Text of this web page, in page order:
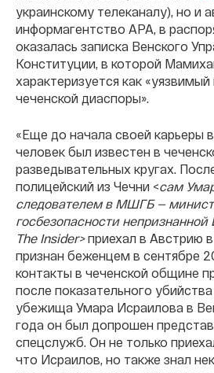
украинскому телеканалу), но и
информагентство APA, в
оказалась записка Венского
Конституции, в которой
характеризуется как
чеченской диаспоры».
«Еще до начала своей карьеры
человек был известен в
разведывательных кругах.
полицейский из Чечни <сам
следователем в МШГБ —
госбезопасности
The Insider>приехал в Австрию
признан беженцем в сентябре
контакты в чеченской общине
после показательного
убежища Умара Исраилова в
года он был допрошен
спецслужб. Он не только
что Исраилов, но также знал